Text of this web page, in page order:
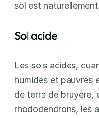
sol est
Sol acide
Les sols acides,
humides et pauvres
de terre de bruyère,
rhododendrons, les